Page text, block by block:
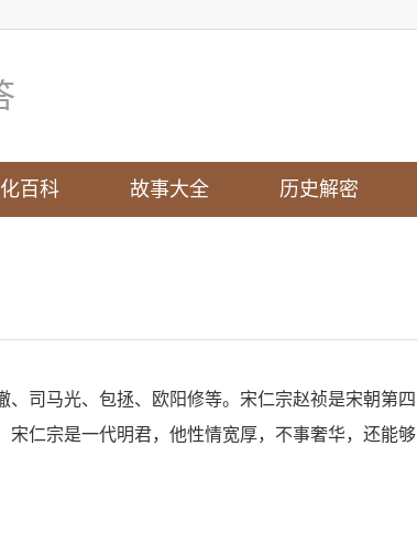
百科 故事大全 历史解密
司马光、包拯、欧阳修等。宋仁宗赵祯是宋朝第四
仁宗是一代明君，他性情宽厚，不事奢华，还能够